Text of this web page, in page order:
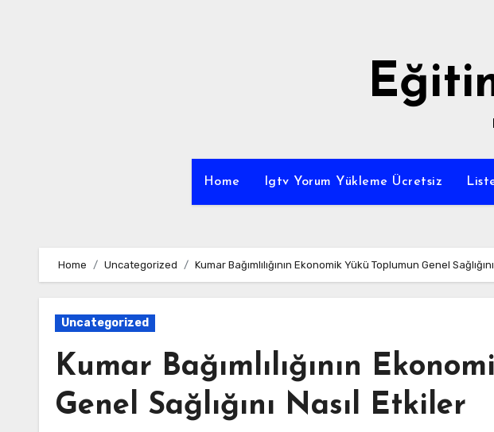
Home Igtv Yorum Yükleme Ücretsiz
Home Uncategorized Kumar Bağımlılığının Ekonomik Yükü Toplumun Genel
Uncategorized
Kumar Bağımlılığının
Genel Sağlığını Nasıl Etkiler